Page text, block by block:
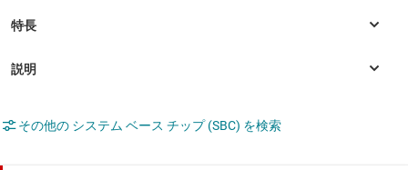
その他の システム ベース チップ (SBC) を検索